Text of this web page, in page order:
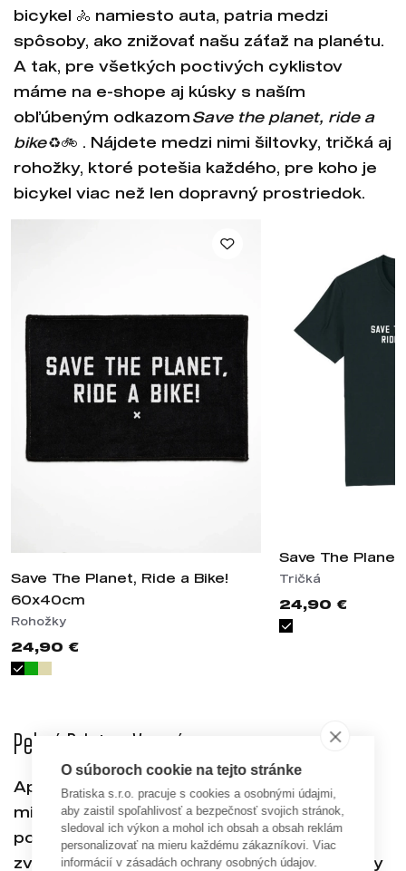
bicykel 🚴 namiesto auta, patria medzi
spôsoby, ako znižovať našu záťaž na planétu.
A tak, pre všetkých poctivých cyklistov
máme na e-shope aj kúsky s naším
obľúbeným odkazom Save the planet, ride a
bike♻️🚲 . Nájdete medzi nimi šiltovky, tričká aj
rohožky, ktoré potešia každého, pre koho je
bicykel viac než len dopravný prostriedok.
Save The Planet, Ride a Bike!
60x40cm
Rohožky
24,90 €
Save The
Tričká
24,90 €
Pekné Printy - Vesmír
Aprílom zároveň silno rezonovala aj
misia Artemis II., ktorá znovu upriamila
pozornosť sveta na vesmír a ľudskú
zvedavosť objavovať nepoznané. Aj preto by
O súboroch cookie na tejto stránke
Bratiska s.r.o. pracuje s cookies a osobnými údajmi,
aby zaistil spoľahlivosť a bezpečnosť svojich stránok,
sledoval ich výkon a mohol ich obsah a obsah reklám
personalizovať na mieru každému zákazníkovi. Viac
informácií v zásadách ochrany osobných údajov.